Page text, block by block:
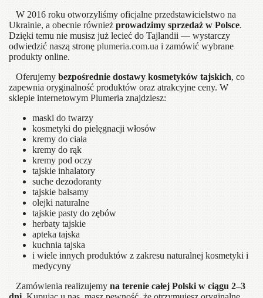
W 2016 roku otworzyliśmy oficjalne przedstawicielstwo na
Ukrainie, a obecnie również prowadzimy sprzedaż w Polsce.
Dzięki temu nie musisz już lecieć do Tajlandii — wystarczy
odwiedzić naszą stronę plumeria.com.ua i zamówić wybrane
produkty online.
Oferujemy bezpośrednie dostawy kosmetyków tajskich, co
zapewnia oryginalność produktów oraz atrakcyjne ceny. W
sklepie internetowym Plumeria znajdziesz:
maski do twarzy
kosmetyki do pielęgnacji włosów
kremy do ciała
kremy do rąk
kremy pod oczy
tajskie inhalatory
suche dezodoranty
tajskie balsamy
olejki naturalne
tajskie pasty do zębów
herbaty tajskie
apteka tajska
kuchnia tajska
i wiele innych produktów z zakresu naturalnej kosmetyki i
medycyny
Zamówienia realizujemy na terenie całej Polski w ciągu 2–3